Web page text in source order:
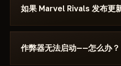
Rivals 后才会发布。当前状态
Undetected / 更新中 / 风险
变化，该辅助会被下架，直到
如果 Marvel Rivals 发布更
补丁发布后24小时内更新。
失。修复完成后作弊器重新出
作弊器无法启动——怎么办？